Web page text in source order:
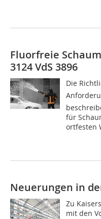
Fluorfreie
3124 VdS 3896
Die
für
ortfesten
Neuerungen in
Zu
mit den